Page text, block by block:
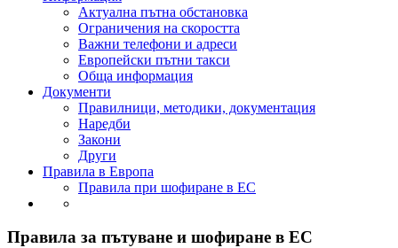
Актуална пътна обстановка
Ограничения на скоростта
Важни телефони и адреси
Европейски пътни такси
Обща информация
Документи
Правилници, методики, документация
Наредби
Закони
Други
Правила в Европа
Правила при шофиране в ЕС
Правила за пътуване и шофиране в ЕС